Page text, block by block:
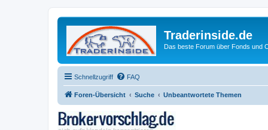
Traderinside.de
Das beste Forum über Fonds und
Schnellzugriff FAQ
Foren-Übersicht Suche Unbeantwortete Themen